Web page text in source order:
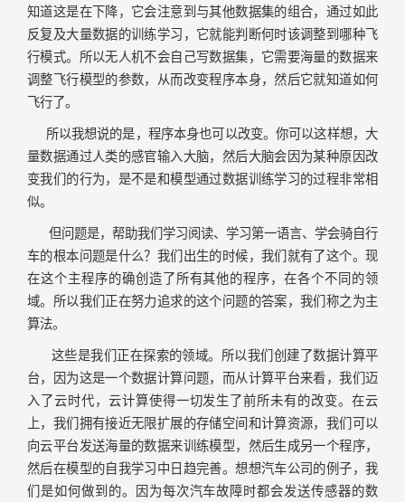
知道这是在下降，它会注意到与其他数据集的组合，通过如此
反复及大量数据的训练学习，它就能判断何时该调整到哪种飞
行模式。所以无人机不会自己写数据集，它需要海量的数据来
调整飞行模型的参数，从而改变程序本身，然后它就知道如何
飞行了。
所以我想说的是，程序本身也可以改变。你可以这样想，大
量数据通过人类的感官输入大脑，然后大脑会因为某种原因改
变我们的行为，是不是和模型通过数据训练学习的过程非常相
似。
但问题是，帮助我们学习阅读、学习第一语言、学会骑自行
车的根本问题是什么？我们出生的时候，我们就有了这个。现
在这个主程序的确创造了所有其他的程序，在各个不同的领
域。所以我们正在努力追求的这个问题的答案，我们称之为主
算法。
这些是我们正在探索的领域。所以我们创建了数据计算平
台，因为这是一个数据计算问题，而从计算平台来看，我们迈
入了云时代，云计算使得一切发生了前所未有的改变。在云
上，我们拥有接近无限扩展的存储空间和计算资源，我们可以
向云平台发送海量的数据来训练模型，然后生成另一个程序，
然后在模型的自我学习中日趋完善。想想汽车公司的例子，我
们是如何做到的。因为每次汽车故障时都会发送传感器的数